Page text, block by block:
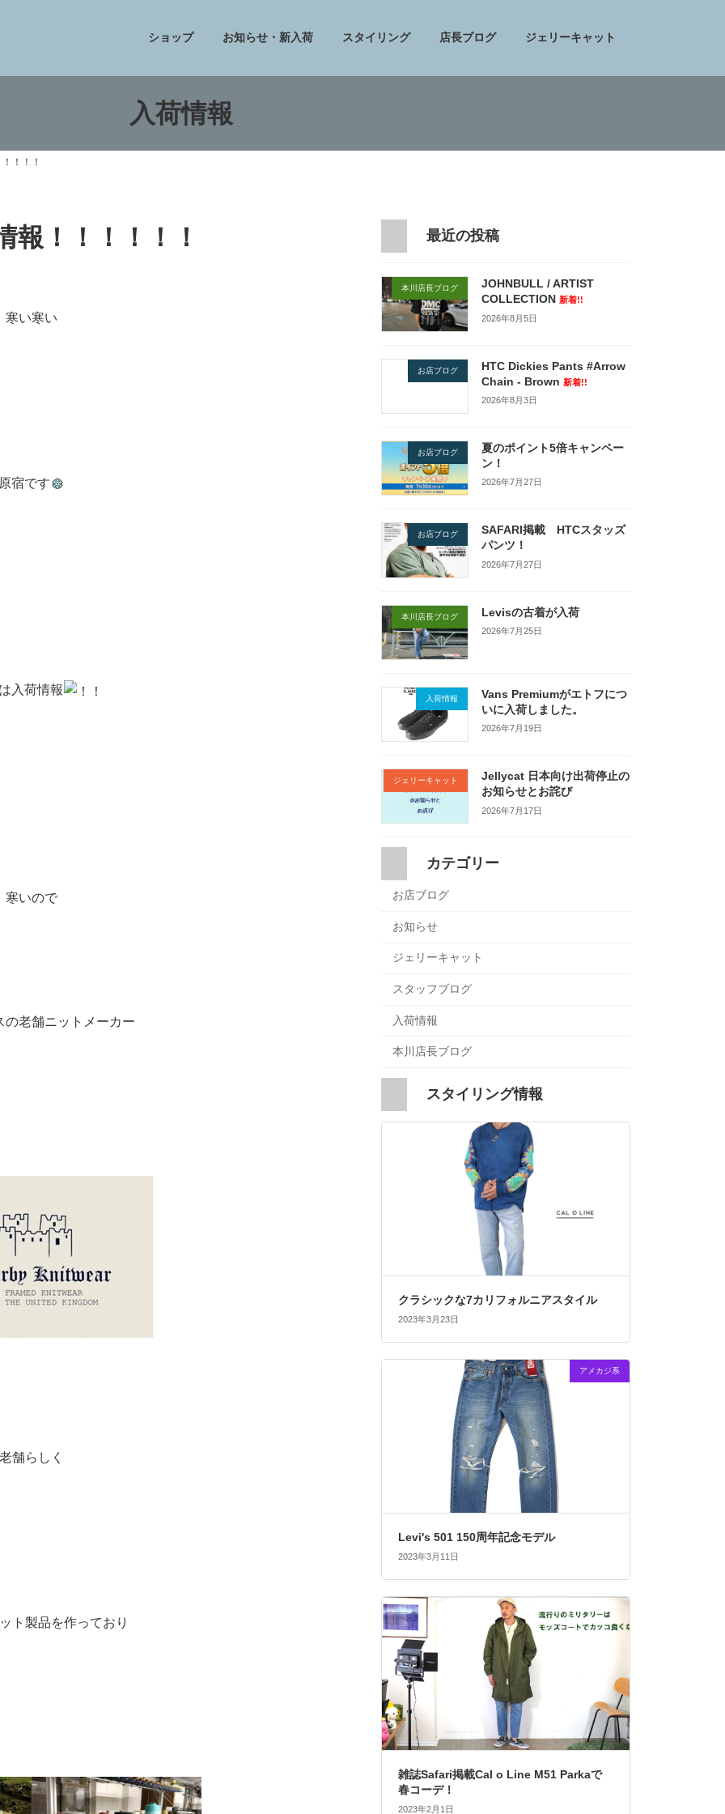
ショップ お知らせ・新入荷 スタイリング 店長ブログ ジェリーキャット
入荷情報
！！！
報！！！！！！
寒い寒い
宿です
入荷情報
寒いので
の老舗ニットメーカー
舗らしく
ト製品を作っており
最近の投稿
本川店長ブログ
JOHNBULL / ARTIST
COLLECTION 新着!!
2026年8月5日
お店ブログ
HTC Dickies Pants #Arrow
Chain - Brown 新着!!
2026年8月3日
お店ブログ
夏のポイント5倍キャンペー
ン！
2026年7月27日
お店ブログ
SAFARI掲載 HTCスタッズ
パンツ！
2026年7月27日
本川店長ブログ Levisの古着が入荷
2026年7月25日
入荷情報
Vans Premiumがエトフにつ
いに入荷しました。
2026年7月19日
ジェリーキャット
Jellycat 日本向け出荷停止の
お知らせとお詫び
2026年7月17日
カテゴリー
お店ブログ
お知らせ
ジェリーキャット
スタッフブログ
入荷情報
本川店長ブログ
スタイリング情報
クラシックな7カリフォルニアスタイル
2023年3月23日
アメカジ系
Levi's 501 150周年記念モデル
2023年3月11日
雑誌Safari掲載Cal o Line M51 Parkaで
春コーデ！
2023年2月1日